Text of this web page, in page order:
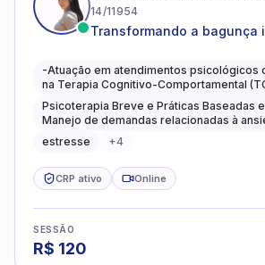
14/11954
Transformando a bagunça
caminhos mais gentis para
-Atuação em atendimentos psicológicos
na Terapia Cognitivo-Comportamental
Psicoterapia Breve e Práticas Baseadas
Manejo de demandas relacionadas à
estresse
+4
CRP ativo Online
SESSÃO
R$ 120